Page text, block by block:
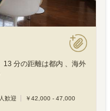
13 分の距離は都内 、海外
歓迎 ￥42,000 - 47,000